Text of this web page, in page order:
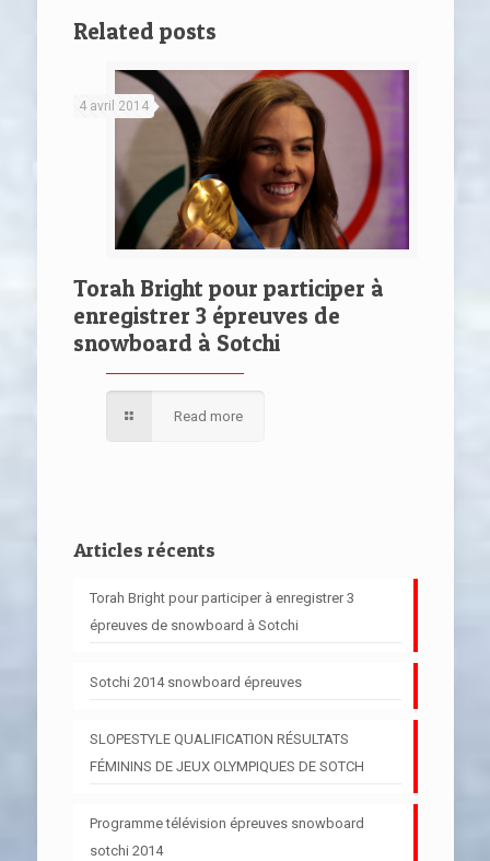
Related posts
4 avril 2014
Torah Bright pour participer à
enregistrer 3 épreuves de
snowboard à Sotchi
Read more
Articles récents
Torah Bright pour participer à enregistrer 3
épreuves de snowboard à Sotchi
Sotchi 2014 snowboard épreuves
SLOPESTYLE QUALIFICATION RÉSULTATS
FÉMININS DE JEUX OLYMPIQUES DE SOTCH
Programme télévision épreuves snowboard
sotchi 2014